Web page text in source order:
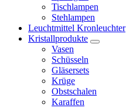
Tischlampen
Stehlampen
Leuchtmittel Kronleuchter
Kristallprodukte
Vasen
Schüsseln
Gläsersets
Krüge
Obstschalen
Karaffen